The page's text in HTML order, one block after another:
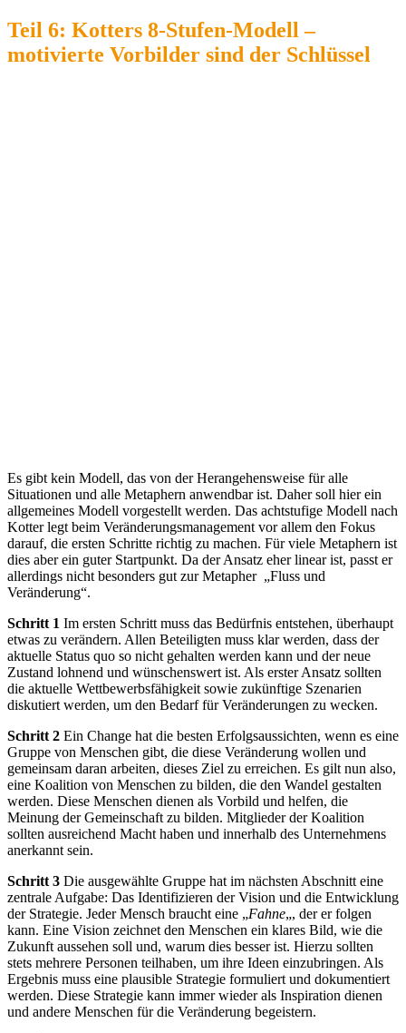
Teil 6: Kotters 8-Stufen-Modell –
motivierte Vorbilder sind der Schlüssel
Es gibt kein Modell, das von der Herangehensweise für alle
Situationen und alle Metaphern anwendbar ist. Daher soll hier ein
allgemeines Modell vorgestellt werden. Das achtstufige Modell nach
Kotter legt beim Veränderungsmanagement vor allem den Fokus
darauf, die ersten Schritte richtig zu machen. Für viele Metaphern ist
dies aber ein guter Startpunkt. Da der Ansatz eher linear ist, passt er
allerdings nicht besonders gut zur Metapher „Fluss und
Veränderung“.
Schritt 1 Im ersten Schritt muss das Bedürfnis entstehen, überhaupt
etwas zu verändern. Allen Beteiligten muss klar werden, dass der
aktuelle Status quo so nicht gehalten werden kann und der neue
Zustand lohnend und wünschenswert ist. Als erster Ansatz sollten
die aktuelle Wettbewerbsfähigkeit sowie zukünftige Szenarien
diskutiert werden, um den Bedarf für Veränderungen zu wecken.
Schritt 2 Ein Change hat die besten Erfolgsaussichten, wenn es eine
Gruppe von Menschen gibt, die diese Veränderung wollen und
gemeinsam daran arbeiten, dieses Ziel zu erreichen. Es gilt nun also,
eine Koalition von Menschen zu bilden, die den Wandel gestalten
werden. Diese Menschen dienen als Vorbild und helfen, die
Meinung der Gemeinschaft zu bilden. Mitglieder der Koalition
sollten ausreichend Macht haben und innerhalb des Unternehmens
anerkannt sein.
Schritt 3 Die ausgewählte Gruppe hat im nächsten Abschnitt eine
zentrale Aufgabe: Das Identifizieren der Vision und die Entwicklung
der Strategie. Jeder Mensch braucht eine „Fahne„, der er folgen
kann. Eine Vision zeichnet den Menschen ein klares Bild, wie die
Zukunft aussehen soll und, warum dies besser ist. Hierzu sollten
stets mehrere Personen teilhaben, um ihre Ideen einzubringen. Als
Ergebnis muss eine plausible Strategie formuliert und dokumentiert
werden. Diese Strategie kann immer wieder als Inspiration dienen
und andere Menschen für die Veränderung begeistern.